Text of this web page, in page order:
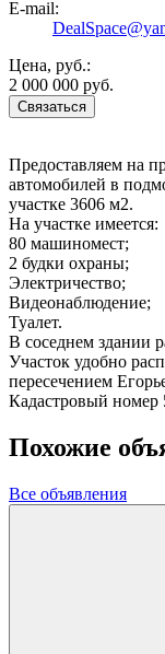
E-mail:
Цена, руб.:
2 000 000 руб.
Связаться
Предоставляем на
автомобилей в
участке 3606 м2.
На участке имеется:
80 машиномест;
2 будки охраны;
Электричество;
Видеонаблюдение;
Туалет.
В соседнем здании
Участок удобно
пересечением
Кадастровый номер
Похожие
Все объявления